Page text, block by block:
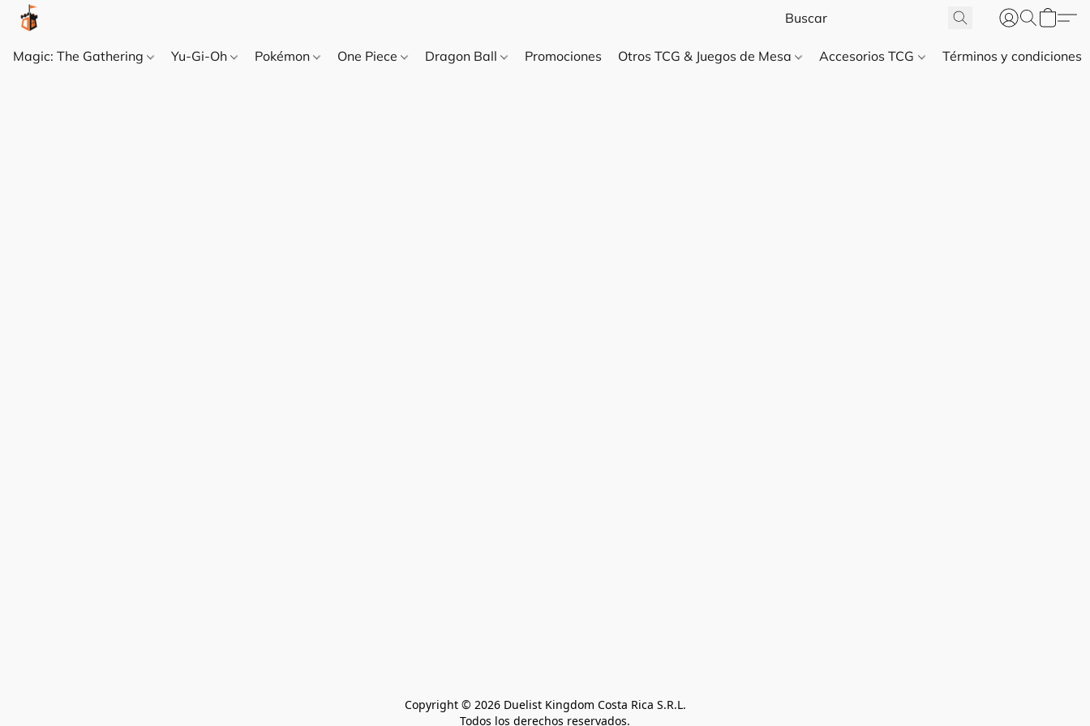
Magic: The Gathering Yu-Gi-Oh Pokémon One Piece Dragon Ball Promociones Otros TCG & Juegos de Mesa Accesorios TCG Términos y condiciones
Copyright © 2026 Duelist Kingdom Costa Rica S.R.L.
Todos los derechos reservados.